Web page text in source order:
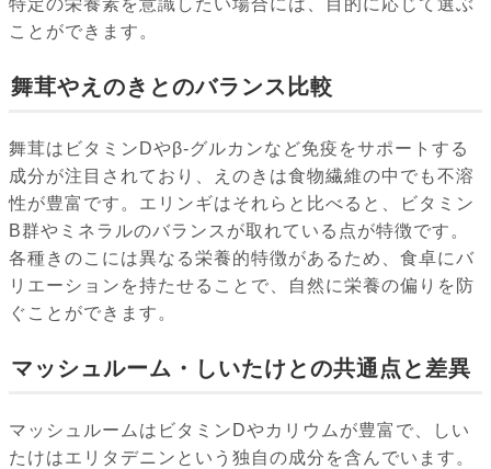
特定の栄養素を意識したい場合には、目的に応じて選ぶ
ことができます。
舞茸やえのきとのバランス比較
舞茸はビタミンDやβ-グルカンなど免疫をサポートする
成分が注目されており、えのきは食物繊維の中でも不溶
性が豊富です。エリンギはそれらと比べると、ビタミン
B群やミネラルのバランスが取れている点が特徴です。
各種きのこには異なる栄養的特徴があるため、食卓にバ
リエーションを持たせることで、自然に栄養の偏りを防
ぐことができます。
マッシュルーム・しいたけとの共通点と差異
マッシュルームはビタミンDやカリウムが豊富で、しい
たけはエリタデニンという独自の成分を含んでいます。